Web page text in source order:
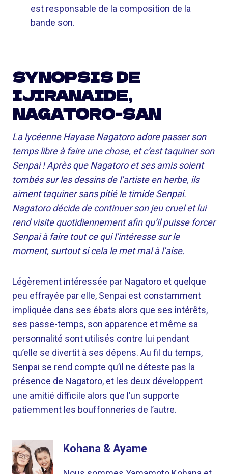
est responsable de la composition de la
bande son.
SYNOPSIS DE
IJIRANAIDE,
NAGATORO-SAN
La lycéenne Hayase Nagatoro adore passer son
temps libre à faire une chose, et c’est taquiner son
Senpai ! Après que Nagatoro et ses amis soient
tombés sur les dessins de l’artiste en herbe, ils
aiment taquiner sans pitié le timide Senpai.
Nagatoro décide de continuer son jeu cruel et lui
rend visite quotidiennement afin qu’il puisse forcer
Senpai à faire tout ce qui l’intéresse sur le
moment, surtout si cela le met mal à l’aise.
Légèrement intéressée par Nagatoro et quelque
peu effrayée par elle, Senpai est constamment
impliquée dans ses ébats alors que ses intérêts,
ses passe-temps, son apparence et même sa
personnalité sont utilisés contre lui pendant
qu’elle se divertit à ses dépens. Au fil du temps,
Senpai se rend compte qu’il ne déteste pas la
présence de Nagatoro, et les deux développent
une amitié difficile alors que l’un supporte
patiemment les bouffonneries de l’autre.
Kohana & Ayame